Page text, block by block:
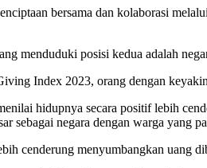
bersama dan kolaborasi
menduduki posisi kedua adalah
Index 2023, orang dengan
hidupnya secara positif lebih
sebagai negara dengan warga yang
cenderung menyumbangkan uang